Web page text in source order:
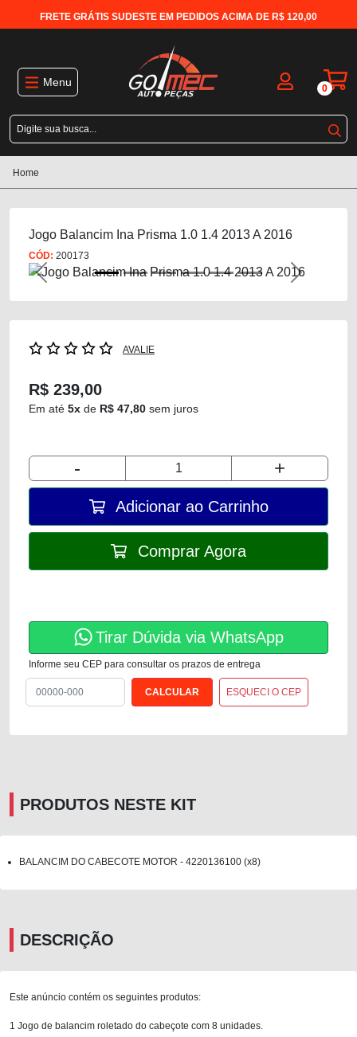
FRETE GRÁTIS SUDESTE EM PEDIDOS ACIMA DE R$ 120,00
Menu 0
Home
Jogo Balancim Ina Prisma 1.0 1.4 2013 A 2016
CÓD: 200173
Previous Next
AVALIE
R$ 239,00
Em até 5x de R$ 47,80 sem juros
- +
Adicionar ao Carrinho
Comprar Agora
Tirar Dúvida via WhatsApp
Informe seu CEP para consultar os prazos de entrega
ESQUECI O CEP
PRODUTOS NESTE KIT
BALANCIM DO CABECOTE MOTOR - 4220136100 (x8)
DESCRIÇÃO
Este anúncio contém os seguintes produtos:
1 Jogo de balancim roletado do cabeçote com 8 unidades.